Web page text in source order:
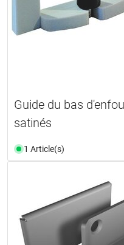
Guide du bas
satinés
1 Article(s)